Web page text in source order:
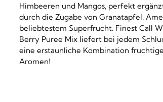
Himbeeren und Mangos, perfekt
durch die Zugabe von Granatapfel,
beliebtestem Superfrucht. Finest Call
Berry Puree Mix liefert bei jedem
eine erstaunliche Kombination
Aromen!